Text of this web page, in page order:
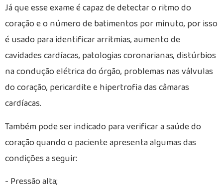
Já que esse exame é capaz de detectar o ritmo do
coração e o número de batimentos por minuto, por isso
é usado para identificar arritmias, aumento de
cavidades cardíacas, patologias coronarianas, distúrbios
na condução elétrica do órgão, problemas nas válvulas
do coração, pericardite e hipertrofia das câmaras
cardíacas.
Também pode ser indicado para verificar a saúde do
coração quando o paciente apresenta algumas das
condições a seguir:
- Pressão alta;